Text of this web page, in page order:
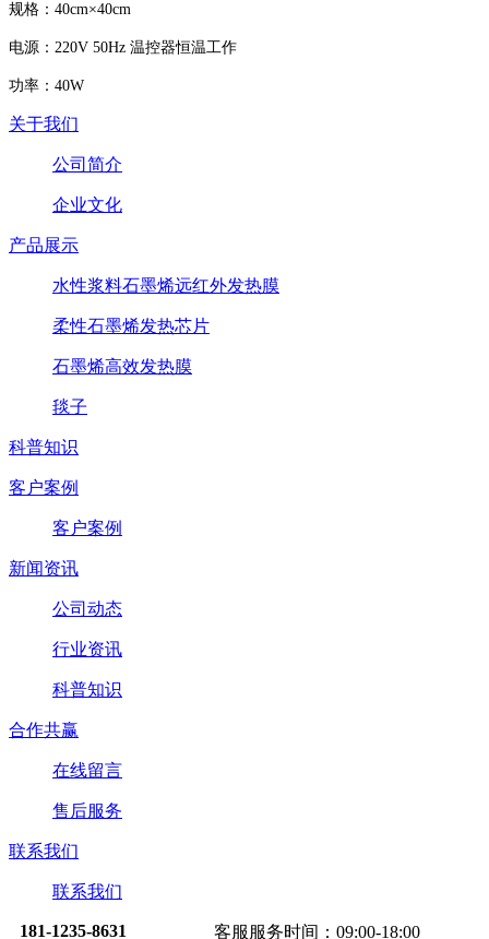
规格：40cm×40cm
电源：220V 50Hz 温控器恒温工作
功率：40W
关于我们
公司简介
企业文化
产品展示
水性浆料石墨烯远红外发热膜
柔性石墨烯发热芯片
石墨烯高效发热膜
毯子
科普知识
客户案例
客户案例
新闻资讯
公司动态
行业资讯
科普知识
合作共赢
在线留言
售后服务
联系我们
联系我们
181-1235-8631 客服服务时间：09:00-18:00